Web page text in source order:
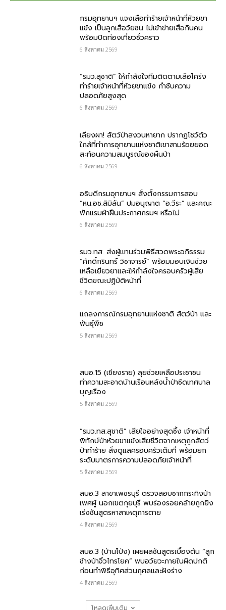
กรม​อุทยานฯ แจงเสือทำร้ายเจ้าหน้าที่ห้วยขา
แข้ง เป็นลูกเสือวัยซน ไม่เข้าข่ายเสือกินคน
พร้อมปิดท่องเที่ยวชั่วคราว
6 สิงหาคม 2569
“รมว.สุชาติ” ให้กำลังใจทีมติดตามเสือโคร่ง
ทำร้ายเจ้าหน้าที่ห้วยขาแข้ง กำชับความ
ปลอดภัยสูงสุด
6 สิงหาคม 2569
เลียงผา! สัตว์ป่าสงวนหายาก ปรากฏโชว์ตัว
ใกล้ที่ทำการอุทยานแห่งชาติเขาสามร้อยยอด
สะท้อนความสมบูรณ์ของผืนป่า
6 สิงหาคม 2569
อธิบดีกรมอุทยานฯ​ สั่งตั้งกรรมการสอบ
“หน.อช.สิมิลัน” ปมอนุญาต “อ.วีระ” และคณะ
พักแรมฝ่าฝืนประกาศกรมฯ หรือไม่
6 สิงหาคม 2569
รมว.ทส. ส่งผู้แทนร่วมพิธีสวดพระอภิธรรม
“ศักดิ์กรินทร์ วิชาจารย์” พร้อมมอบเงินช่วย
เหลือเยียวยาและให้กำลังใจครอบครัวผู้เสีย
ชีวิตขณะปฏิบัติหน้าที่
6 สิงหาคม 2569
แถลงการณ์กรมอุทยานแห่งชาติ สัตว์ป่า และ
พันธุ์พืช
5 สิงหาคม 2569
สบอ.15 (เชียงราย) ลุยช่วยเหลือประชาชน
ทำความสะอาดบ้านเรือนหลังน้ำป่าซัดเทศบาล
บุญเรือง
5 สิงหาคม 2569
“รมว.ทส.สุชาติ” เสียใจอย่างสุดซึ้ง เจ้าหน้าที่
พิทักษ์ป่าห้วยขาแข้งเสียชีวิตจากเหตุถูกสัตว์
ป่าทำร้าย สั่งดูแลครอบครัวเต็มที่ พร้อมยก
ระดับมาตรการความปลอดภัยเจ้าหน้าที่
5 สิงหาคม 2569
สบอ.3 สาขาเพชรบุรี ตรวจสอบซากกระทิงป่า
เพศผู้ นอกเขตกุยบุรี พบร่องรอยคล้ายถูกยิง
เร่งชันสูตรหาสาเหตุการตาย
4 สิงหาคม 2569
สบอ.3 (บ้านโป่ง) เผยผลชันสูตรเบื้องต้น “ลูก
ช้างป่าจิ๋วไทรโยค” พบอวัยวะภายในผิดปกติ
ก่อนทำพิธีอุทิศส่วนกุศลและฝังร่าง
4 สิงหาคม 2569
โหลดเพิ่มเติม